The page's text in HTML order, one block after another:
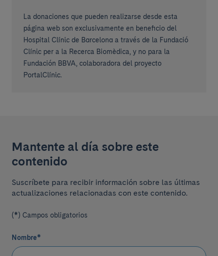
La donaciones que pueden realizarse desde esta
página web son exclusivamente en beneficio del
Hospital Clínic de Barcelona a través de la Fundació
Clínic per a la Recerca Biomèdica, y no para la
Fundación BBVA, colaboradora del proyecto
PortalClínic.
Mantente al día sobre este
contenido
Suscríbete para recibir información sobre las últimas
actualizaciones relacionadas con este contenido.
(*) Campos obligatorios
Nombre*